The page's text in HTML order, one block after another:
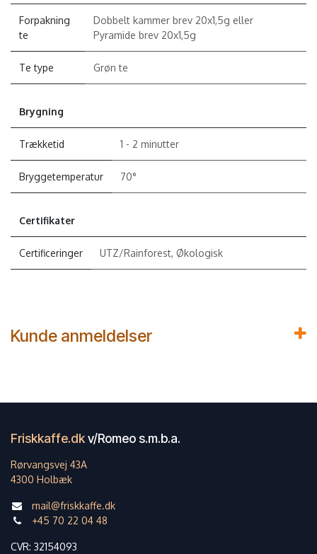
Forpakning
te
Dobbelt kammer brev 20x1,5g eller
Pyramide brev 20x1,5g
Te type Grøn te
Brygning
Trækketid 1 - 2 minutter
Bryggetemperatur 70°
Certifikater
Certificeringer UTZ/Rainforest, Økologisk
Kunde anmeldelser
Friskkaffe.dkv/Romeo s.m.b.a.
Rørvangsvej 43A
4300 Holbæk
mail@friskkaffe.dk
+45 70 22 04 48
CVR: 32154093